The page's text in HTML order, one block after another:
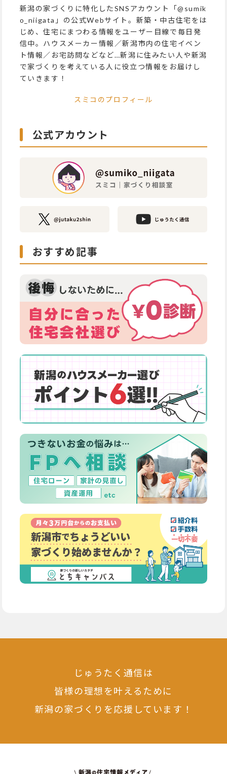
新潟の家づくりに特化したSNSアカウント「@sumik
o_niigata」の公式Webサイト。新築・中古住宅をは
じめ、住宅にまつわる情報をユーザー目線で毎日発
信中。ハウスメーカー情報／新潟市内の住宅イベン
ト情報／お宅訪問などなど…新潟に住みたい人や新潟
で家づくりを考えている人に役立つ情報をお届けし
ていきます！
スミコのプロフィール
公式アカウント
おすすめ記事
じゅうたく通信は
皆様の理想を叶えるために
新潟の家づくりを応援しています！